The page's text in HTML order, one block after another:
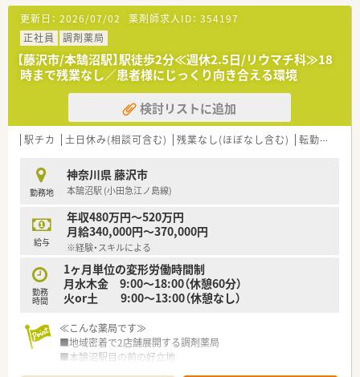
【法人特徴について】
■神奈川県内に7店舗の調剤薬局を展開しており、各店舗がそれ
ぞれの地域特性に合わせた独自のサービスを柔軟に実施してい
ます。
■関連会社に医薬品卸売企業を擁しており、安定した経営基盤と
ネットワークを背景に、地域のみなさまの健康を支え続けていま
す。
■社長の温厚なお人柄が社風に反映されており、スタッフの定着
率が非常に高く、長期にわたって安心して勤務できる環境です。
■正社員の管理薬剤師候補として、年収は450万円から最大580
万円まで、ご経験やスキルを十分に考慮した上で決定されます。
■食事手当が1日につき600円支給されるなど、日々の生活を支
える福利厚生が整っており、手厚い待遇を受けられる求人です。
■転勤なしの条件で募集しているため、特定の地域に根ざしてキ
ャリアを築きたい薬剤師の方には、非常にお勧めの案件となりま
す。
【勤務実態について】
■残業はほとんど発生しないため、仕事終わりのプライベートな
■年間休日は120日近い水準を確保しており、夏季休暇や年末年
始の連休も取得可能なため、リフレッシュもしやすい環境です。
■車通勤が認められているだけでなく、近隣の駐車場利用料金も
更新日： 2026/07/02 薬剤師求人ID： 354197
正社員
調剤薬局
【藤沢市/本鵠沼駅】駅徒歩2分≪週休2.5日/リウマチ科≫18
時まで残業なし／患者様にじっくり向き合える環境
検討リストに追加
駅チカ 土日休み(相談可含む) 残業なし(ほぼなし含む) 転勤なし
勤務地
神奈川県 藤沢市
本鵠沼駅 (小田急江ノ島線)
給与
年収480万円～520万円
月給340,000円～370,000円
※経験・スキルによる
勤務
時間
1ヶ月単位の変形労働時間制
月水木金 9:00～18:00（休憩60分）
火or土 9:00～13:00（休憩なし）
≪こんな薬局です≫
■地域密着で2店舗展開する調剤薬局
■本鵠沼駅目の前の好立地